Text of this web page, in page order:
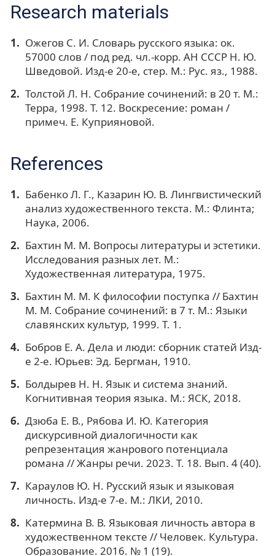
Research materials
Ожегов С. И. Словарь русского языка: ок.
57000 слов / под ред. чл.-корр. АН СССР Н. Ю.
Шведовой. Изд-е 20-е, стер. М.: Рус. яз., 1988.
Толстой Л. Н. Собрание сочинений: в 20 т. М.:
Терра, 1998. Т. 12. Воскресение: роман /
примеч. Е. Куприяновой.
References
Бабенко Л. Г., Казарин Ю. В. Лингвистический
анализ художественного текста. М.: Флинта;
Наука, 2006.
Бахтин М. М. Вопросы литературы и эстетики.
Исследования разных лет. М.:
Художественная литература, 1975.
Бахтин М. М. К философии поступка // Бахтин
М. М. Собрание сочинений: в 7 т. М.: Языки
славянских культур, 1999. Т. 1.
Бобров Е. А. Дела и люди: сборник статей Изд-
е 2-е. Юрьев: Эд. Бергман, 1910.
Болдырев Н. Н. Язык и система знаний.
Когнитивная теория языка. М.: ЯСК, 2018.
Дзюба Е. В., Рябова И. Ю. Категория
дискурсивной диалогичности как
репрезентация жанрового потенциала
романа // Жанры речи. 2023. Т. 18. Вып. 4 (40).
Караулов Ю. Н. Русский язык и языковая
личность. Изд-е 7-е. М.: ЛКИ, 2010.
Катермина В. В. Языковая личность автора в
художественном тексте // Человек. Культура.
Образование. 2016. № 1 (19).